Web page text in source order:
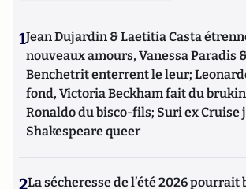
1Jean Dujardin & Laetitia Casta
nouveaux amours, Vanessa Paradis
Benchetrit enterrent le leur;
fond, Victoria Beckham fait du
Ronaldo du bisco-fils; Suri ex Cruise
Shakespeare queer
2La sécheresse de l’été 2026 pourrait